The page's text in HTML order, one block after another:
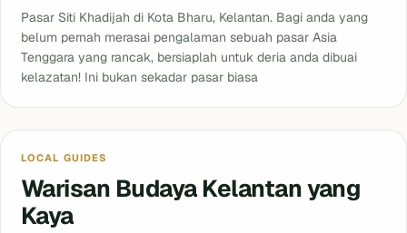
Pasar Siti Khadijah di Kota Bharu, Kelantan. Bagi anda yang
belum pernah merasai pengalaman sebuah pasar Asia
Tenggara yang rancak, bersiaplah untuk deria anda dibuai
kelazatan! Ini bukan sekadar pasar biasa
Blog
LOCAL GUIDES
Warisan Budaya Kelantan yang
Kaya